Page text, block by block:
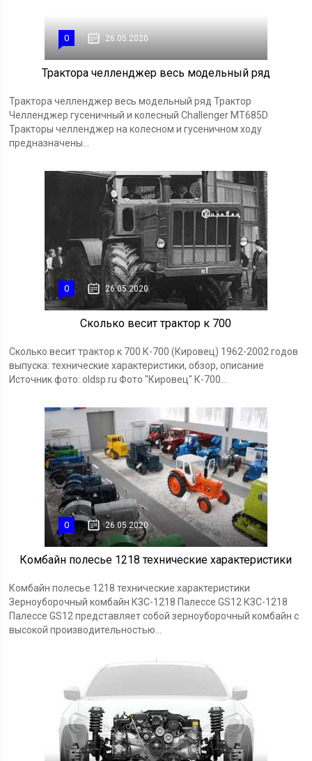
0 26.05.2020
Трактора челленджер весь модельный ряд
Трактора челленджер весь модельный ряд Трактор
Челленджер гусеничный и колесный Challenger MT685D
Тракторы челленджер на колесном и гусеничном ходу
предназначены...
0 26.05.2020
Сколько весит трактор к 700
Сколько весит трактор к 700 К-700 (Кировец) 1962-2002 годов
выпуска: технические характеристики, обзор, описание
Источник фото: oldsp.ru Фото "Кировец" К-700...
0 26.05.2020
Комбайн полесье 1218 технические характеристики
Комбайн полесье 1218 технические характеристики
Зерноуборочный комбайн КЗС-1218 Палессе GS12 КЗС-1218
Палессе GS12 представляет собой зерноуборочный комбайн с
высокой производительностью...